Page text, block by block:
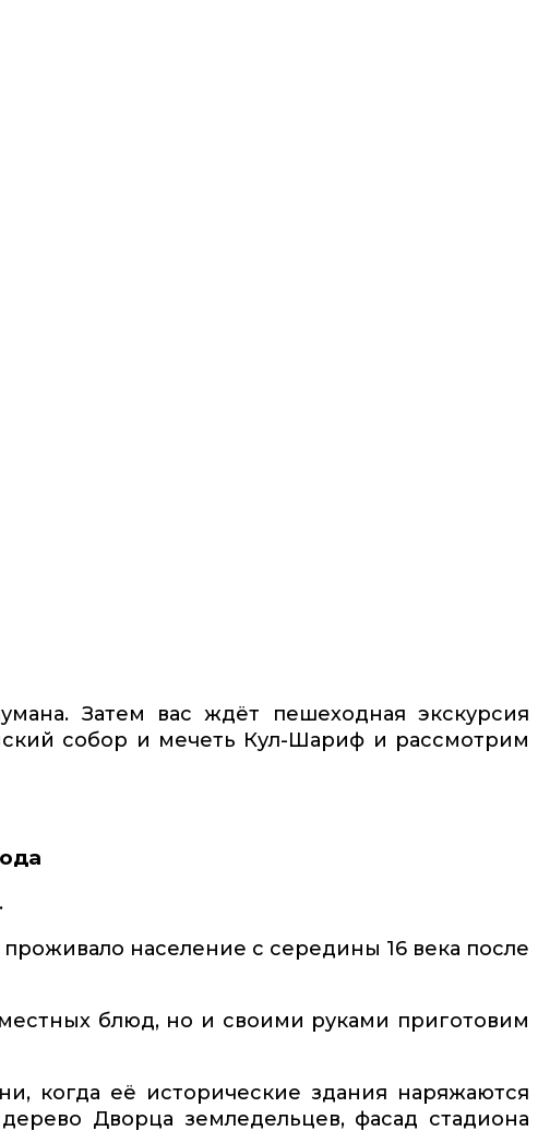
Затем вас ждёт пешеходная экскурсия
собор и мечеть Кул-Шариф и рассмотрим
население с середины 16 века после
блюд, но и своими руками приготовим
когда её исторические здания наряжаются
Дворца земледельцев, фасад стадиона